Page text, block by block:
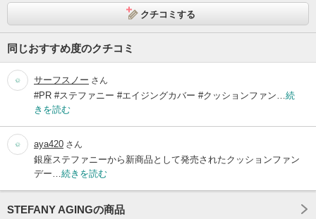
クチコミする
同じおすすめ度のクチコミ
サーフスノー さん
#PR #ステファニー #エイジングカバー #クッションファン… 続
きを読む
aya420 さん
銀座ステファニーから新商品として発売されたクッションファン
デー… 続きを読む
STEFANY AGINGの商品